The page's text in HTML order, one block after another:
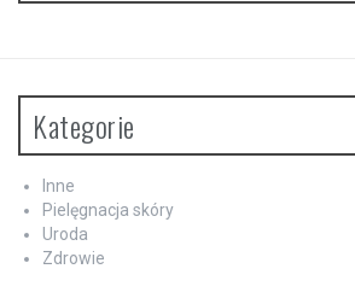
Kategorie
Inne
Pielęgnacja skóry
Uroda
Zdrowie